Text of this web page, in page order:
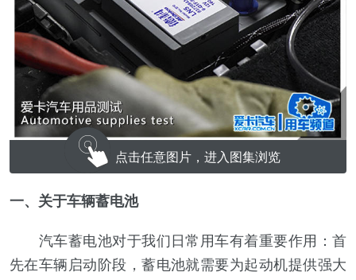
点击任意图片，进入图集浏览
一、关于车辆蓄电池
汽车蓄电池对于我们日常用车有着重要作用：首
先在车辆启动阶段，蓄电池就需要为起动机提供强大